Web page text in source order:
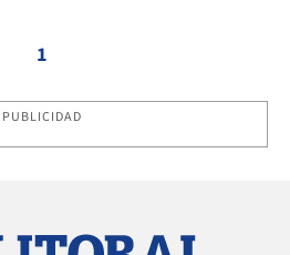
1
PUBLICIDAD